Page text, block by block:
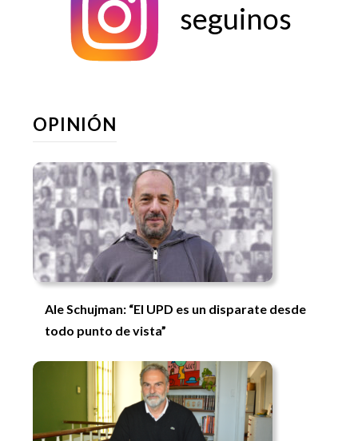
seguinos
OPINIÓN
Ale Schujman: “El UPD es un disparate desde
todo punto de vista”